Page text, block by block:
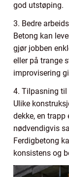
god utstøping.
3. Bedre
Betong kan
gjør jobben
eller på trange
improvisering
4. Tilpasning
Ulike
dekke, en trapp
nødvendigvis
Ferdigbetong
konsistens og